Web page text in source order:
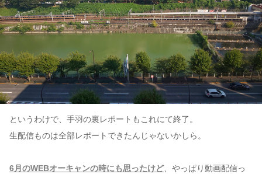
というわけで、手羽の裏レポートもこれにて終了。
生配信ものは全部レポートできたんじゃないかしら。
6月のWEBオーキャンの時にも思ったけど、やっぱり動画配信っ